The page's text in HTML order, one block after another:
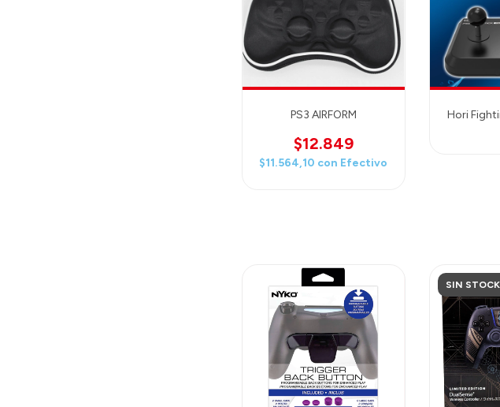
PS3 AIRFORM
$12.849
$11.564,10 con Efectivo
Hori
SIN STOCK